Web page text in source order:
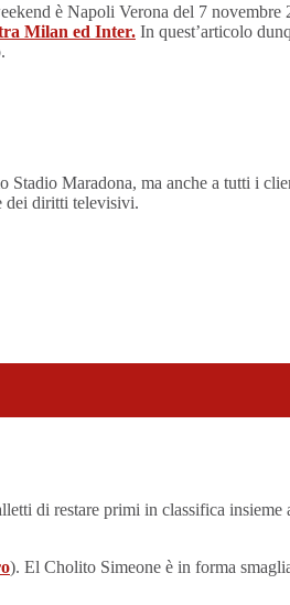
è Napoli Verona del 7 novembre
Milan ed Inter. In quest’articolo
Stadio Maradona, ma anche a tutti i
dei diritti televisivi.
di restare primi in classifica
). El Cholito Simeone è in forma